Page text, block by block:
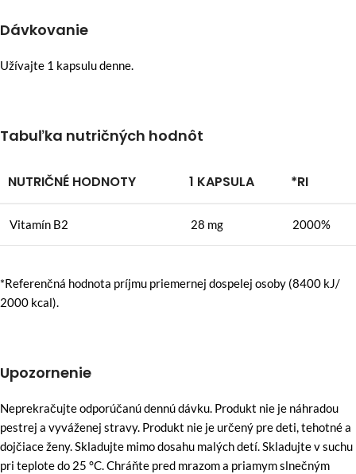
Dávkovanie
Užívajte 1 kapsulu denne.
Tabuľka nutričných hodnôt
NUTRIČNÉ HODNOTY 1 KAPSULA *RI
Vitamín B2 28 mg 2000%
*Referenčná hodnota príjmu priemernej dospelej osoby (8400 kJ/
2000 kcal).
Upozornenie
Neprekračujte odporúčanú dennú dávku. Produkt nie je náhradou
pestrej a vyváženej stravy. Produkt nie je určený pre deti, tehotné a
dojčiace ženy. Skladujte mimo dosahu malých detí. Skladujte v suchu
pri teplote do 25 °C. Chráňte pred mrazom a priamym slnečným